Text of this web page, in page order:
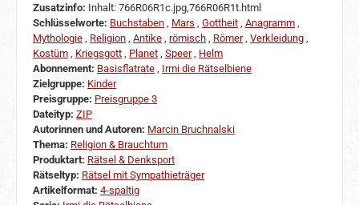
Zusatzinfo: Inhalt: 766R06R1c.jpg,766R06R1t.html
Schlüsselworte: Buchstaben , Mars , Gottheit , Anagramm ,
Mythologie , Religion , Antike , römisch , Römer, Verkleidung ,
Kostüm , Kriegsgott , Planet , Speer, Helm
Abonnement: Basisflatrate , Irmi die Rätselbiene
Zielgruppe: Kinder
Preisgruppe: Preisgruppe 3
Dateityp: ZIP
Autorinnen und Autoren: Marcin Bruchnalski
Thema: Religion & Brauchtum
Produktart: Rätsel & Denksport
Rätseltyp: Rätsel mit Sympathieträger
Artikelformat: 4-spaltig